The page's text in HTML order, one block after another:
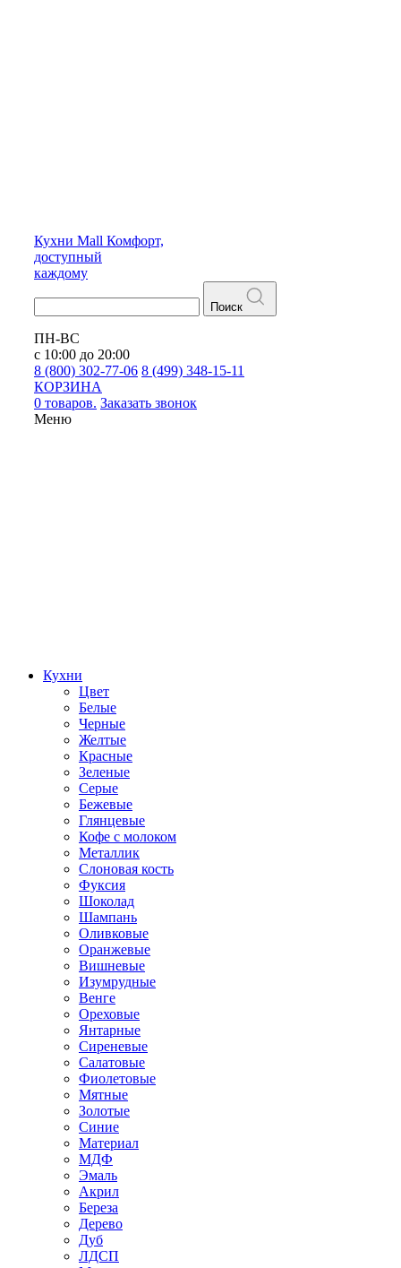
Кухни Mall Комфорт,
доступный
каждому
Поиск
ПН-ВС
с 10:00 до 20:00
8 (800) 302-77-06 8 (499) 348-15-11
КОРЗИНА
0 товаров. Заказать звонок
Меню
Кухни
Цвет
Белые
Черные
Желтые
Красные
Зеленые
Серые
Бежевые
Глянцевые
Кофе с молоком
Металлик
Слоновая кость
Фуксия
Шоколад
Шампань
Оливковые
Оранжевые
Вишневые
Изумрудные
Венге
Ореховые
Янтарные
Сиреневые
Салатовые
Фиолетовые
Мятные
Золотые
Синие
Материал
МДФ
Эмаль
Акрил
Береза
Дерево
Дуб
ЛДСП